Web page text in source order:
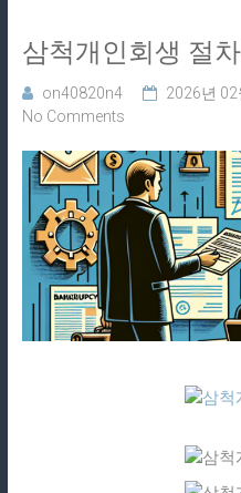
삼척개인회생 절
on40820n4 2026년 02
No Comments